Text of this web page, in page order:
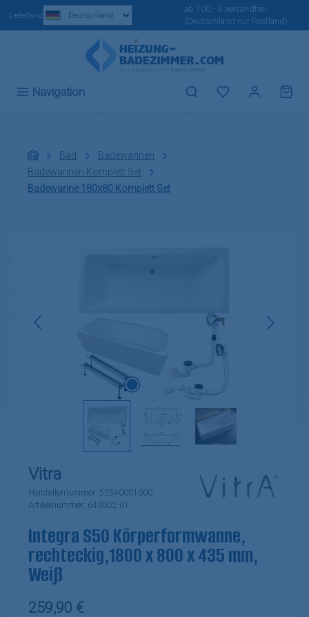
Zum Hauptinhalt springen
Lieferland
ab 100,- € versandfrei
(Deutschland nur Festland)
Navigation Du hast 0
Bad
Badewannen
Badewannen Komplett Set
Badewanne 180x80 Komplett Set
Vitra
Herstellernummer: 52540001000
Artikelnummer: 640002-01
Integra S50 Körperformwanne,
rechteckig,1800 x 800 x 435 mm,
Weiß
Regulärer Preis:
259,90 €